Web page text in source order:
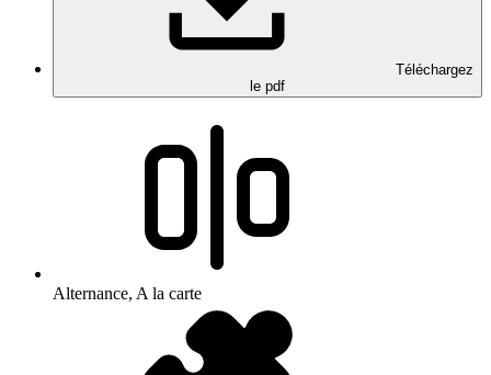
Téléchargez
le pdf
Alternance, A la carte